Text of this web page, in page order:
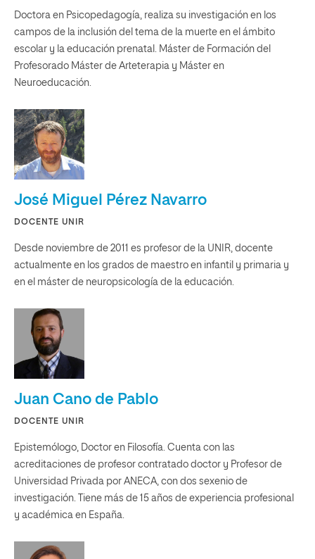
Doctora en Psicopedagogía, realiza su investigación en los
campos de la inclusión del tema de la muerte en el ámbito
escolar y la educación prenatal. Máster de Formación del
Profesorado Máster de Arteterapia y Máster en
Neuroeducación.
José Miguel Pérez Navarro
DOCENTE UNIR
Desde noviembre de 2011 es profesor de la UNIR, docente
actualmente en los grados de maestro en infantil y primaria y
en el máster de neuropsicología de la educación.
Juan Cano de Pablo
DOCENTE UNIR
Epistemólogo, Doctor en Filosofía. Cuenta con las
acreditaciones de profesor contratado doctor y Profesor de
Universidad Privada por ANECA, con dos sexenio de
investigación. Tiene más de 15 años de experiencia profesional
y académica en España.